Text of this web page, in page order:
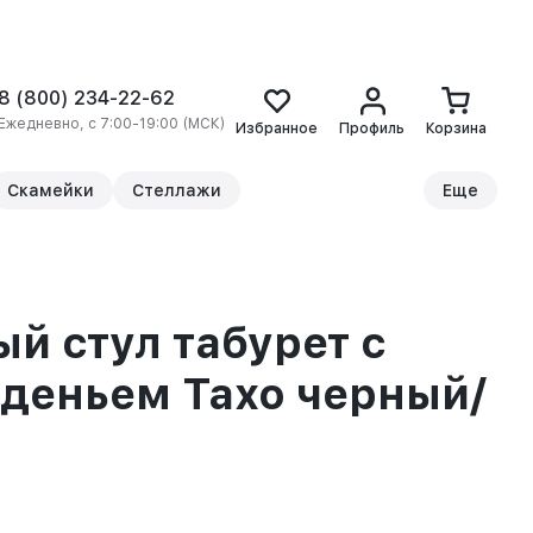
(800) 234-22-62
с 7:00-19:00 (МСК) Избранное Профиль Корзина
Скамейки Стеллажи Еще
стул табурет с
Тахо черный/